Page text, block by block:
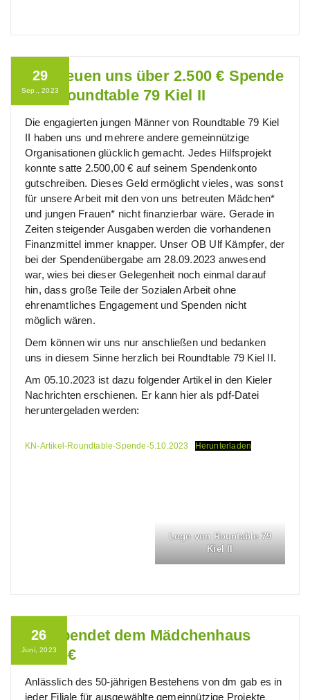
29
Sep., 2023
Wir freuen uns über 2.500 € Spende
von Roundtable 79 Kiel II
Die engagierten jungen Männer von Roundtable 79 Kiel
II haben uns und mehrere andere gemeinnützige
Organisationen glücklich gemacht. Jedes Hilfsprojekt
konnte satte 2.500,00 € auf seinem Spendenkonto
gutschreiben. Dieses Geld ermöglicht vieles, was sonst
für unsere Arbeit mit den von uns betreuten Mädchen*
und jungen Frauen* nicht finanzierbar wäre. Gerade in
Zeiten steigender Ausgaben werden die vorhandenen
Finanzmittel immer knapper. Unser OB Ulf Kämpfer, der
bei der Spendenübergabe am 28.09.2023 anwesend
war, wies bei dieser Gelegenheit noch einmal darauf
hin, dass große Teile der Sozialen Arbeit ohne
ehrenamtliches Engagement und Spenden nicht
möglich wären.
Dem können wir uns nur anschließen und bedanken
uns in diesem Sinne herzlich bei Roundtable 79 Kiel II.
Am 05.10.2023 ist dazu folgender Artikel in den Kieler
Nachrichten erschienen. Er kann hier als pdf-Datei
heruntergeladen werden:
KN-Artikel-Roundtable-Spende-5.10.2023 Herunterladen
Logo von Rountable 79
Kiel II
26
Juni, 2023
dm spendet dem Mädchenhaus
1000,-€
Anlässlich des 50-jährigen Bestehens von dm gab es in
jeder Filiale für ausgewählte gemeinnützige Projekte